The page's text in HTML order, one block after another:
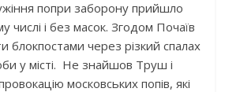
попри заборону прийшло
числі і без масок. Згодом Почаїв
блокпостами через різкий спалах
у місті. Не знайшов Труш і
московських попів, які